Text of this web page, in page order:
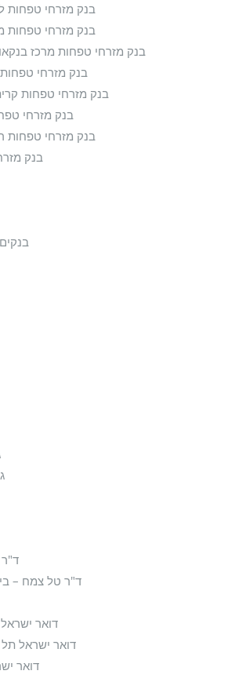
בנק מזרחי טפחות
בנק מזרחי טפחות
בנק מזרחי טפחות מרכז
בנק מזרחי
בנק מזרחי טפחות
בנק מזרחי
בנק מזרחי טפחות
בנק
ד"ר טל צמח –
דואר
דואר ישראל
דואר